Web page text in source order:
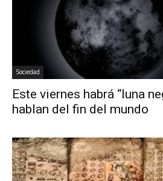
Sociedad
Este viernes habrá “luna
hablan del fin del mundo